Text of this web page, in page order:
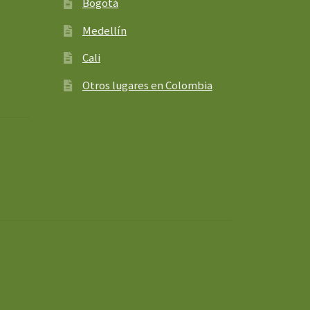
Medellín
Cali
Otros lugares en Colombia